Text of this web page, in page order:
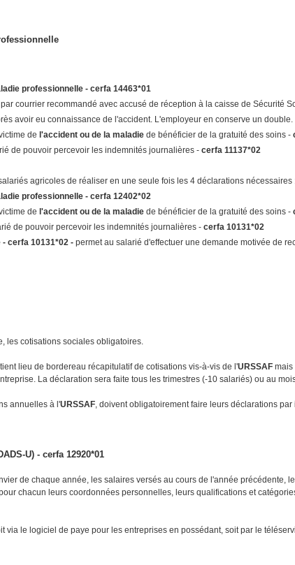
professionnelle - cerfa 14463*01
courrier recommandé avec accusé de réception à la caisse de Sécurité
avoir eu connaissance de l'accident. L'employeur en conserve un double.
de l'accident ou de la maladiede bénéficier de la gratuité des soins -
de pouvoir percevoir les indemnités journalières - cerfa 11137*02
agricoles de réaliser en une seule fois les 4 déclarations nécessaires
professionnelle - cerfa 12402*02
de l'accident ou de la maladiede bénéficier de la gratuité des soins -
de pouvoir percevoir les indemnités journalières - cerfa 10131*02
cerfa 10131*02 -permet au salarié d'effectuer une demande motivée de
les cotisations sociales obligatoires.
lieu de bordereau récapitulatif de cotisations vis-à-vis de l'URSSAFmais
La déclaration sera faite tous les trimestres (-10 salariés) ou au
annuelles à l'URSSAF, doivent obligatoirement faire leurs déclarations par
U) - cerfa 12920*01
de chaque année, les salaires versés au cours de l'année précédente,
chacun leurs coordonnées personnelles, leurs qualifications et
via le logiciel de paye pour les entreprises en possédant, soit par le